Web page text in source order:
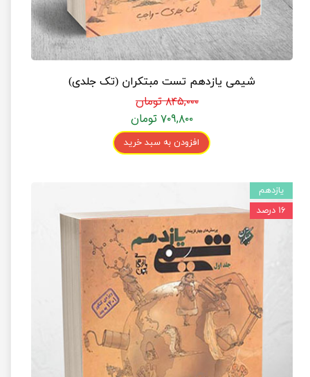
شیمی یازدهم تست مبتکران (تک جلدی)
۸۴۵,۰۰۰ تومان
۷۰۹,۸۰۰ تومان
افزودن به سبد خرید
یازدهم
۱۶ درصد